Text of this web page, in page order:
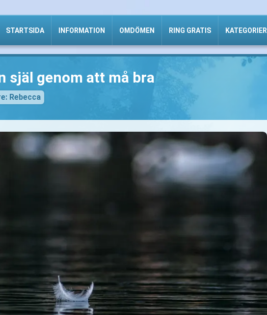
STARTSIDA INFORMATION OMDÖMEN RING GRATIS KATEGORIER
själ genom att må bra
Rebecca